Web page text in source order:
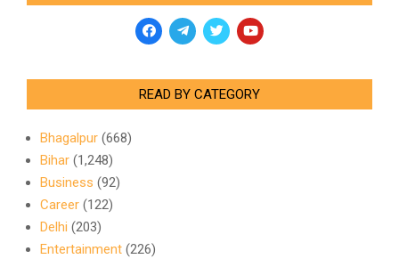
READ BY CATEGORY
Bhagalpur (668)
Bihar (1,248)
Business (92)
Career (122)
Delhi (203)
Entertainment (226)